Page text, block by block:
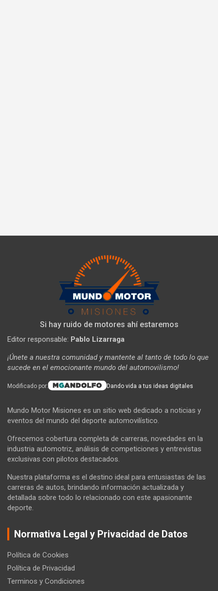
Si hay ruido de motores ahí estaremos
Editor responsable: Pablo Lizarraga
¡Únete a nuestra comunidad y mantente al tanto de todo lo que
sucede en el emocionante mundo del automovilismo!
Modificado por: Dando vida a tus ideas digitales
Mundo Motor Misiones es un sitio web dedicado a noticias y
eventos del mundo del deporte automovilístico.
Ofrecemos cobertura completa de carreras, novedades en la
industria automotriz, análisis de competiciones y entrevistas
exclusivas con pilotos destacados.
Nuestra plataforma es el destino ideal para entusiastas de las
carreras de autos, brindando información actualizada y
detallada sobre todo lo relacionado con este apasionante
deporte.
Normativa Legal y Privacidad de Datos
Política de Cookies
Política de Privacidad
Terminos y Condiciones